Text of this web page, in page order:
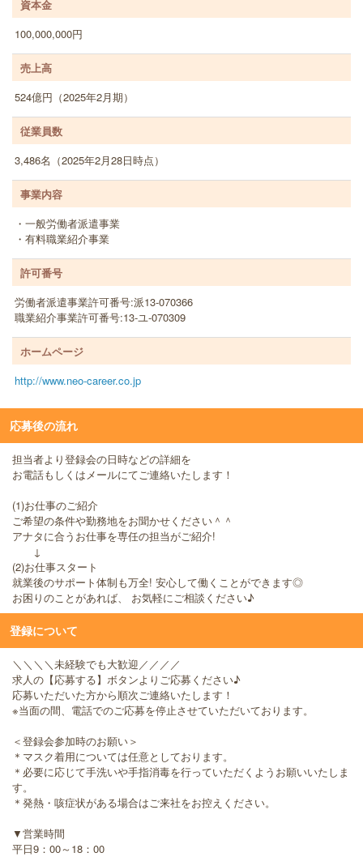
資本金
100,000,000円
売上高
524億円（2025年2月期）
従業員数
3,486名（2025年2月28日時点）
事業内容
・一般労働者派遣事業
・有料職業紹介事業
許可番号
労働者派遣事業許可番号:派13-070366
職業紹介事業許可番号:13-ユ-070309
ホームページ
http://www.neo-career.co.jp
応募後の流れ
担当者より登録会の日時などの詳細を
お電話もしくはメールにてご連絡いたします！
(1)お仕事のご紹介
ご希望の条件や勤務地をお聞かせください＾＾
アナタに合うお仕事を専任の担当がご紹介!
↓
(2)お仕事スタート
就業後のサポート体制も万全! 安心して働くことができます◎
お困りのことがあれば、 お気軽にご相談ください♪
登録について
＼＼＼＼未経験でも大歓迎／／／／
求人の【応募する】ボタンよりご応募ください♪
応募いただいた方から順次ご連絡いたします！
※当面の間、電話でのご応募を停止させていただいております。
＜登録会参加時のお願い＞
＊マスク着用については任意としております。
＊必要に応じて手洗いや手指消毒を行っていただくようお願いいたしま
す。
＊発熱・咳症状がある場合はご来社をお控えください。
▼営業時間
平日9：00～18：00